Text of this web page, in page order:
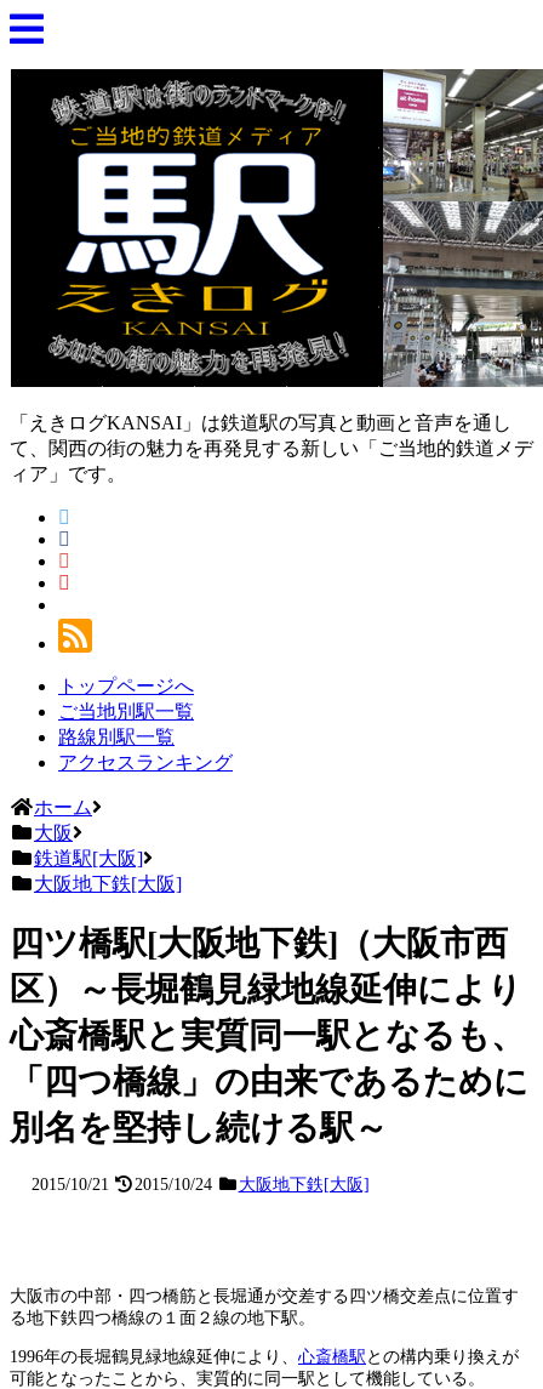
「えきログKANSAI」は鉄道駅の写真と動画と音声を通し
て、関西の街の魅力を再発見する新しい「ご当地的鉄道メデ
ィア」です。
トップページへ
ご当地別駅一覧
路線別駅一覧
アクセスランキング
ホーム
大阪
鉄道駅[大阪]
大阪地下鉄[大阪]
四ツ橋駅[大阪地下鉄]（大阪市西
区）～長堀鶴見緑地線延伸により
心斎橋駅と実質同一駅となるも、
「四つ橋線」の由来であるために
別名を堅持し続ける駅～
2015/10/21 2015/10/24 大阪地下鉄[大阪]
大阪市の中部・四つ橋筋と長堀通が交差する四ツ橋交差点に位置す
る地下鉄四つ橋線の１面２線の地下駅。
1996年の長堀鶴見緑地線延伸により、 心斎橋駅 との構内乗り換えが
可能となったことから、実質的に同一駅として機能している。